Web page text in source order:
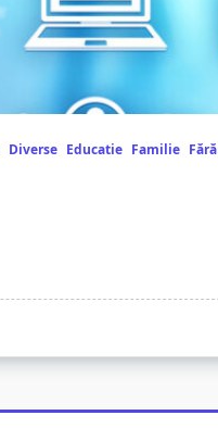
Diverse Educatie Familie Fără